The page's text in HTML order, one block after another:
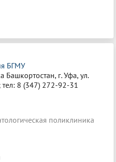
БГМУ
Башкортостан, г. Уфа, ул.
8 (347) 272-92-31
поликлиника